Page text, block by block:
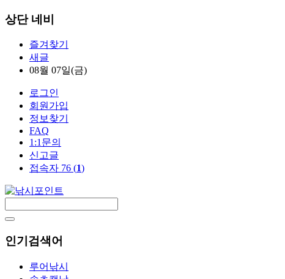
상단 네비
즐겨찾기
새글
08월 07일(금)
로그인
회원가입
정보찾기
FAQ
1:1문의
신고글
접속자 76 (1)
인기검색어
루어낚시